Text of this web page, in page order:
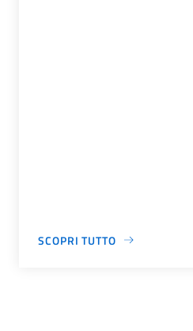
SCOPRI TUTTO